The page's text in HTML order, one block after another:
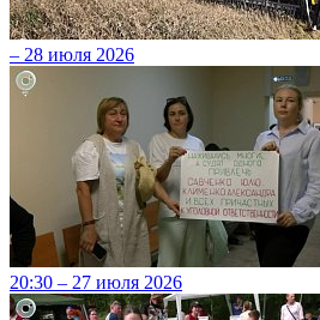
– 28 июля 2026
20:30 – 27 июля 2026